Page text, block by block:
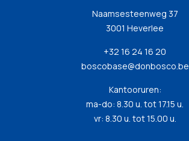
Naamsesteenweg 37
3001 Heverlee
+32 16 24 16 20
boscobase@donbosco.be
Kantooruren:
ma-do: 8.30 u. tot 17.15 u.
vr: 8.30 u. tot 15.00 u.